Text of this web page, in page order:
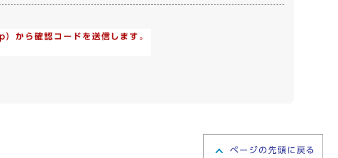
から確認コードを送信します。
ページの先頭に戻る